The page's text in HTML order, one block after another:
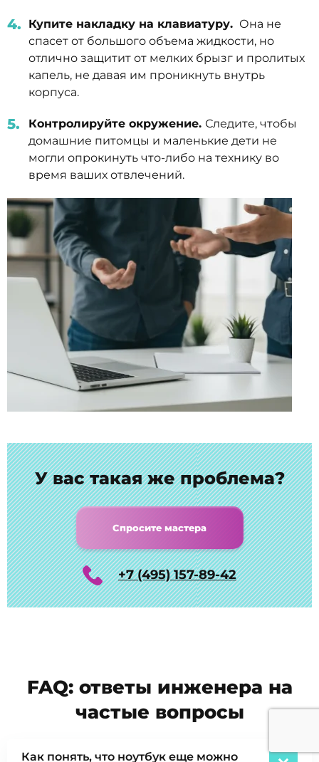
Купите накладку на клавиатуру. Она не
спасет от большого объема жидкости, но
отлично защитит от мелких брызг и пролитых
капель, не давая им проникнуть внутрь
корпуса.
Контролируйте окружение. Следите, чтобы
домашние питомцы и маленькие дети не
могли опрокинуть что-либо на технику во
время ваших отвлечений.
У вас такая же проблема?
Спросите мастера
+7 (495) 157-89-42
FAQ: ответы инженера на
частые вопросы
Как понять, что ноутбук еще можно